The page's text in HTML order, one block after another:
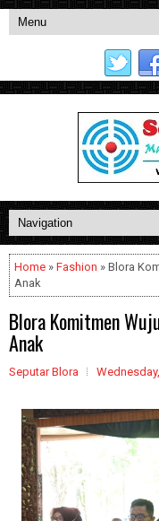
Home » Fashion » Blora
Anak
Blora Komitmen
Anak
Seputar Blora